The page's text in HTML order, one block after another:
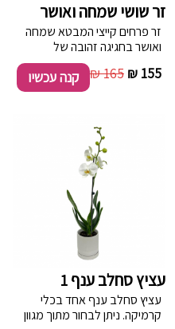
זר שושי שמחה ואושר
זר פרחים קייצי המבטא שמחה
ואושר בחגיגה זהובה של
חמניות, חרציות, ליליות, סוגי ירק
וענפי קישוט.
155 ₪
165 ₪ קנה עכשיו
עציץ סחלב ענף 1
עציץ סחלב ענף אחד בכלי
קרמיקה. ניתן לבחור מתוך מגוון